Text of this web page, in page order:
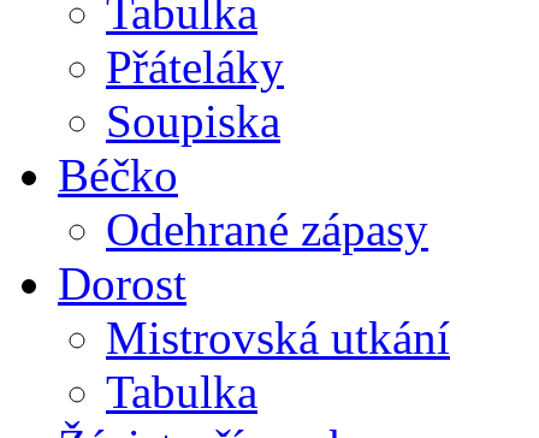
Tabulka
Přáteláky
Soupiska
Béčko
Odehrané zápasy
Dorost
Mistrovská utkání
Tabulka